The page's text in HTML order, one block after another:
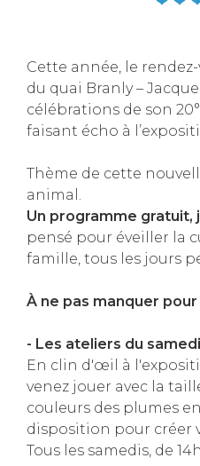
Cette année, le
du quai Branly –
célébrations de son
faisant écho à
Thème de cette
animal.
Un programme gratuit,
pensé pour éveiller la
famille, tous les jours
À ne pas manquer
- Les ateliers du samedi
En clin d'œil à
venez jouer avec la
couleurs des plumes
disposition pour créer
Tous les samedis, de